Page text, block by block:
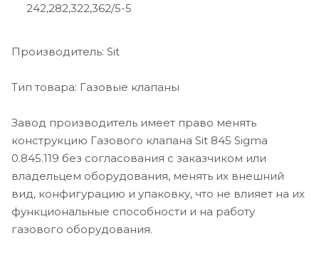
242,282,322,362/5-5
Производитель: Sit
Тип товара: Газовые клапаны
Завод производитель имеет право менять
конструкцию Газового клапана Sit 845 Sigma
0.845.119 без согласования с заказчиком или
владельцем оборудования, менять их внешний
вид, конфигурацию и упаковку, что не влияет на их
функциональные способности и на работу
газового оборудования.